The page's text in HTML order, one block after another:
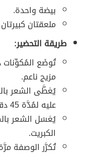
بيضة واحدة.
ملعقتان
طريقة التحضير:
تُوضَع المُكوِّنات
مزيج ناعم.
يُغطَّى الشعر
عليه لمُدَّة 45 دقيقة.
يُغسَل الشعر
الكبريت.
تُكرَّر الوصفة